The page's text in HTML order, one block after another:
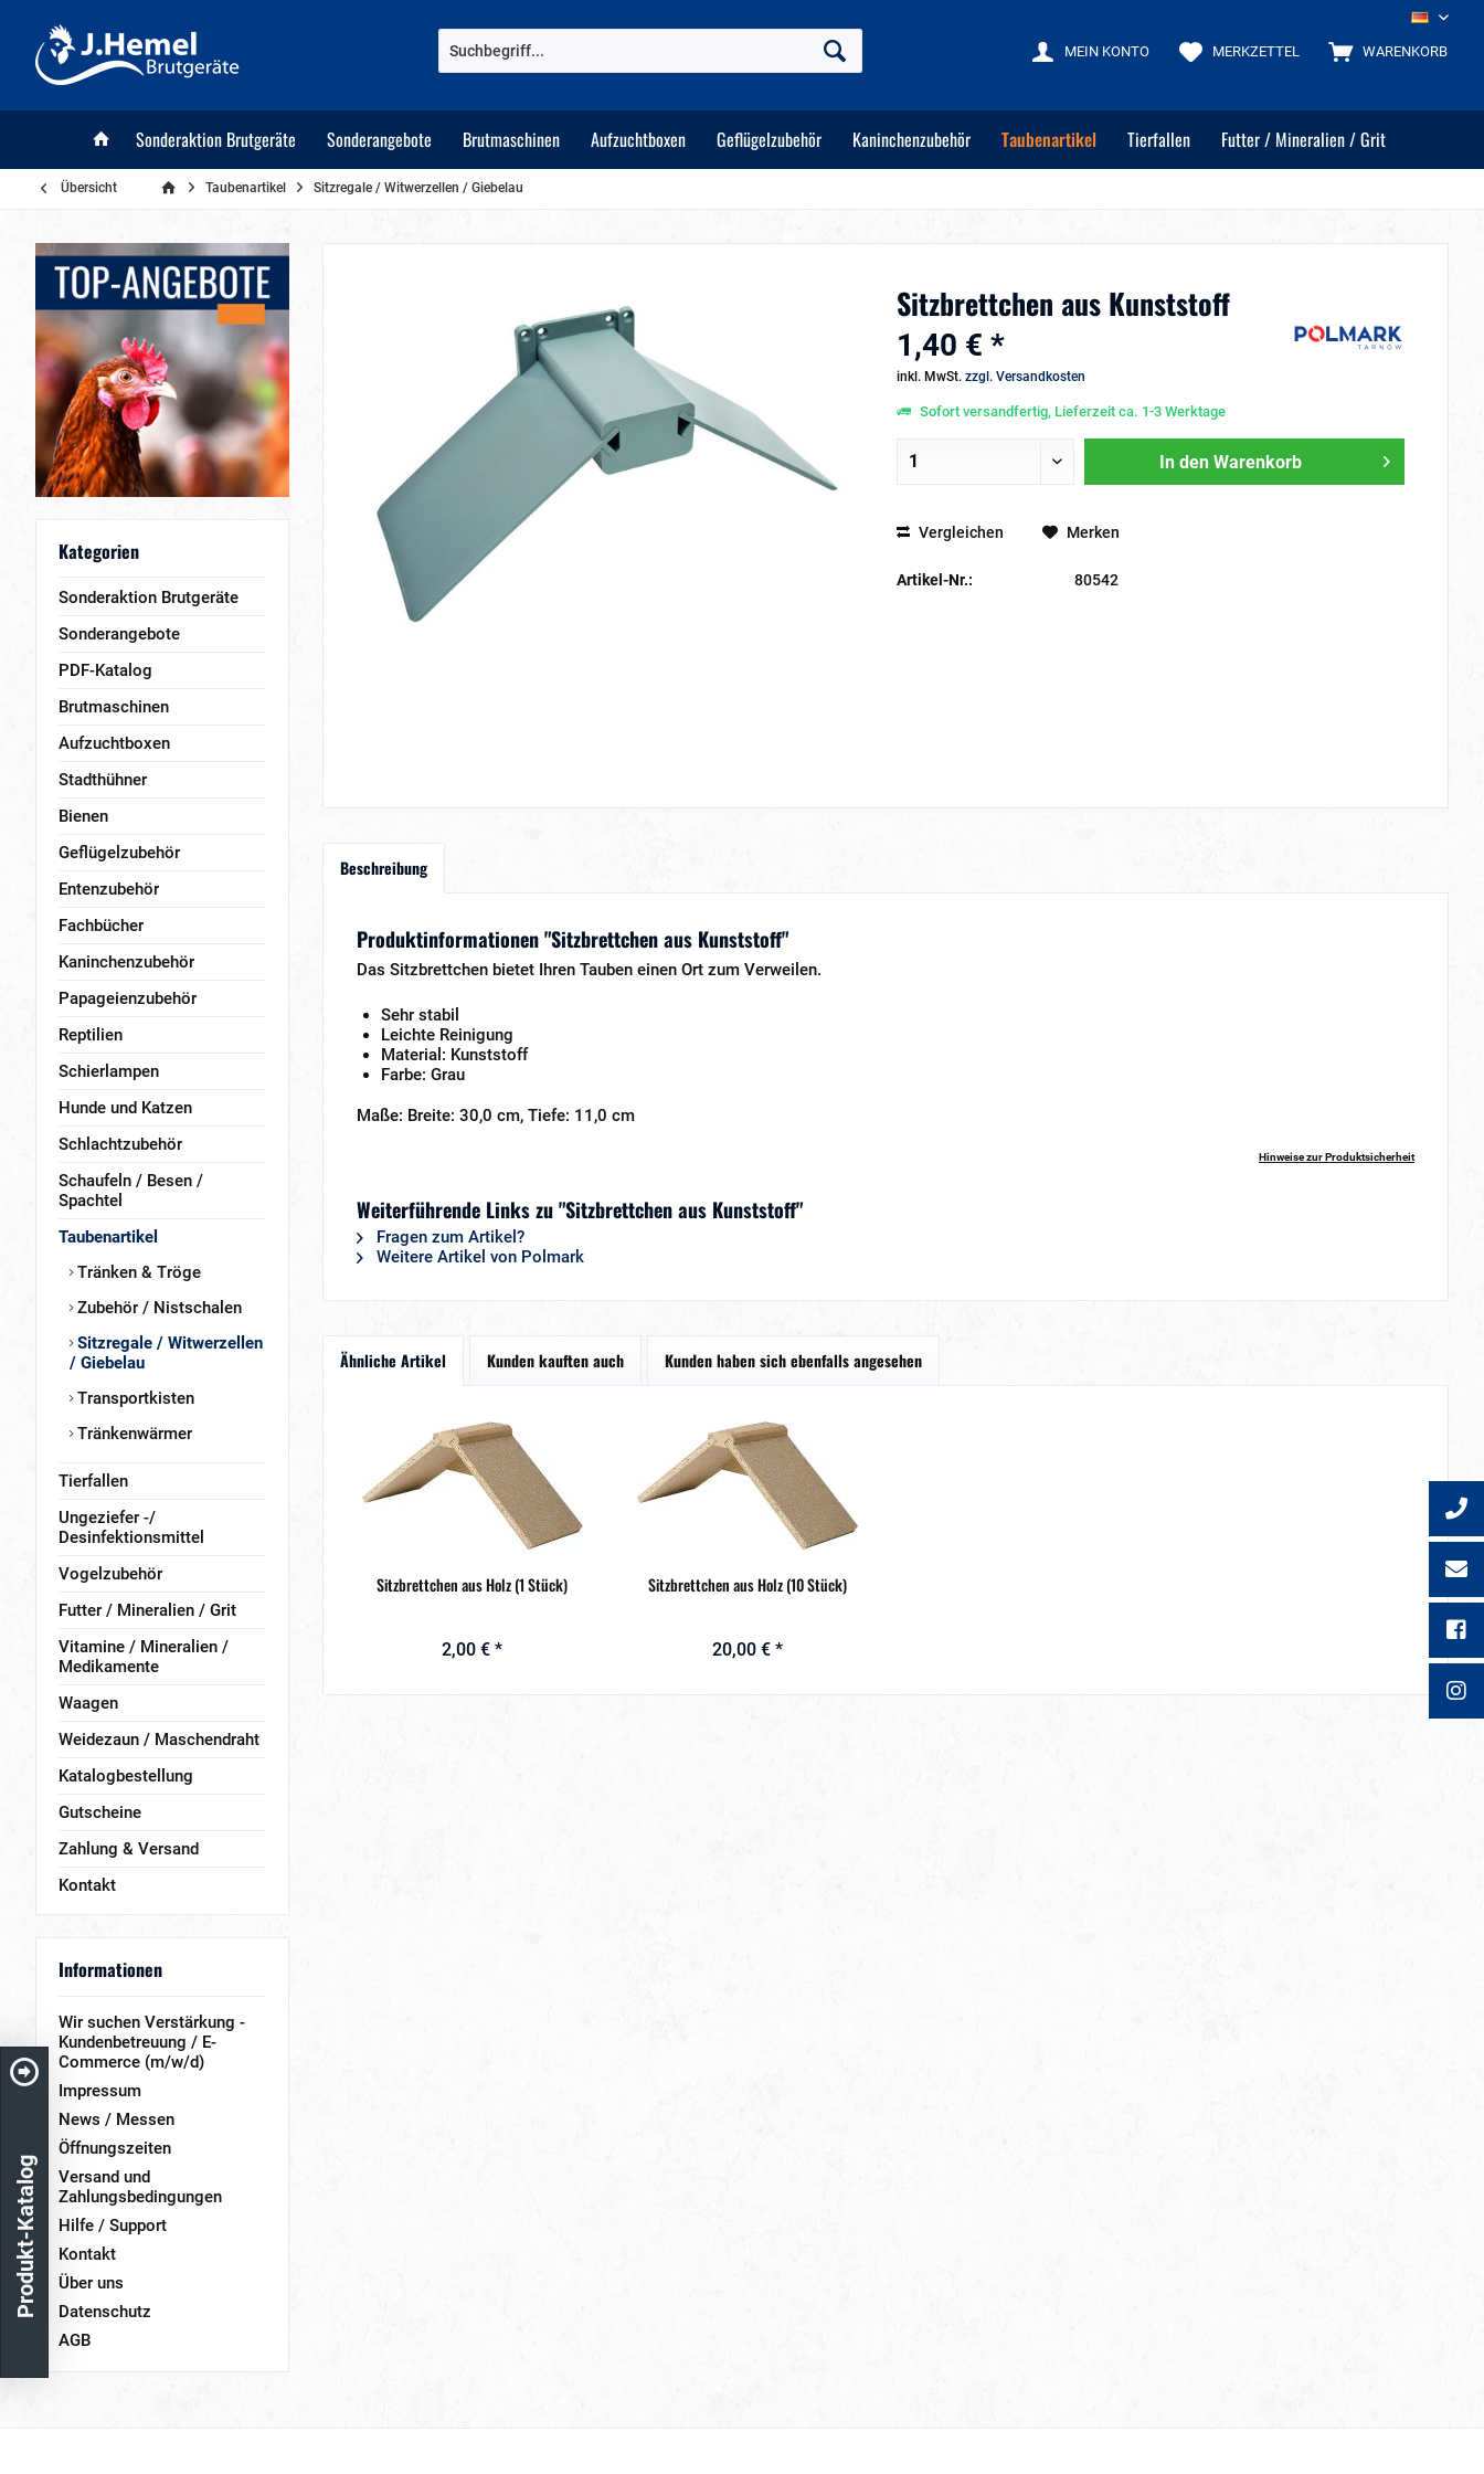
DE
WARENKORB
MERKZETTEL
MEIN KONTO
Sonderaktion Brutgeräte Sonderangebote Brutmaschinen Aufzuchtboxen Geflügelzubehör Kaninchenzubehör Taubenartikel Tierfallen Futter / Mineralien / Grit
Übersicht Taubenartikel Sitzregale / Witwerzellen / Giebelau
Kategorien
Sonderaktion Brutgeräte
Sonderangebote
PDF-Katalog
Brutmaschinen
Aufzuchtboxen
Stadthühner
Bienen
Geflügelzubehör
Entenzubehör
Fachbücher
Kaninchenzubehör
Papageienzubehör
Reptilien
Schierlampen
Hunde und Katzen
Schlachtzubehör
Schaufeln / Besen /
Spachtel
Taubenartikel
Tränken & Tröge
Zubehör / Nistschalen
Sitzregale / Witwerzellen
/ Giebelau
Transportkisten
Tränkenwärmer
Tierfallen
Ungeziefer -/
Desinfektionsmittel
Vogelzubehör
Futter / Mineralien / Grit
Vitamine / Mineralien /
Medikamente
Waagen
Weidezaun / Maschendraht
Katalogbestellung
Gutscheine
Zahlung & Versand
Kontakt
Informationen
Wir suchen Verstärkung -
Kundenbetreuung / E-
Commerce (m/w/d)
Impressum
News / Messen
Öffnungszeiten
Versand und
Zahlungsbedingungen
Hilfe / Support
Kontakt
Über uns
Datenschutz
AGB
Sitzbrettchen aus Kunststoff
1,40 € *
inkl. MwSt. zzgl. Versandkosten
Sofort versandfertig, Lieferzeit ca. 1-3 Werktage
In den Warenkorb
Vergleichen Merken
Artikel-Nr.: 80542
Beschreibung
Produktinformationen "Sitzbrettchen aus Kunststoff"
Das Sitzbrettchen bietet Ihren Tauben einen Ort zum Verweilen.
Sehr stabil
Leichte Reinigung
Material: Kunststoff
Farbe: Grau
Maße: Breite: 30,0 cm, Tiefe: 11,0 cm
Hinweise zur Produktsicherheit
Weiterführende Links zu "Sitzbrettchen aus Kunststoff"
Fragen zum Artikel?
Weitere Artikel von Polmark
Ähnliche Artikel Kunden kauften auch Kunden haben sich ebenfalls angesehen
Sitzbrettchen aus Holz (1 Stück)
2,00 € *
Sitzbrettchen aus Holz (10 Stück)
20,00 € *
Produkt-Katalog